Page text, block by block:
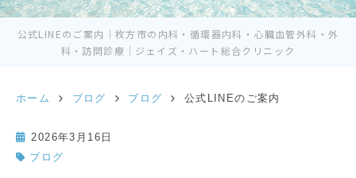
公式LINEのご案内｜枚方市の内科・循環器内科・心臓血管外科・外
科・訪問診療｜ジェイズ・ハート総合クリニック
ホーム ブログ ブログ 公式LINEのご案内
2026年3月16日
ブログ